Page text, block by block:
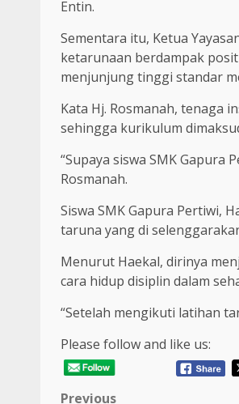
Entin.
Sementara itu, Ketua
ketarunaan berdampak
menjunjung tinggi standar
Kata Hj. Rosmanah, tenaga
sehingga kurikulum
“Supaya siswa SMK Gapura
Rosmanah.
Siswa SMK Gapura Pertiwi,
taruna yang di
Menurut Haekal, dirinya
cara hidup disiplin dalam
“Setelah mengikuti latihan
Please follow and like us:
Previous